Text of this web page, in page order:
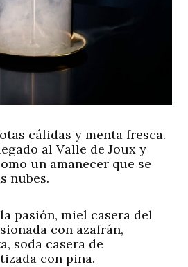
cálidas y menta fresca.
al Valle de Joux y
un amanecer que se
nubes.
pasión, miel casera del
con azafrán,
soda casera de
con piña.